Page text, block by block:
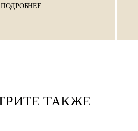
ПОДРОБНЕЕ
ТАКЖЕ